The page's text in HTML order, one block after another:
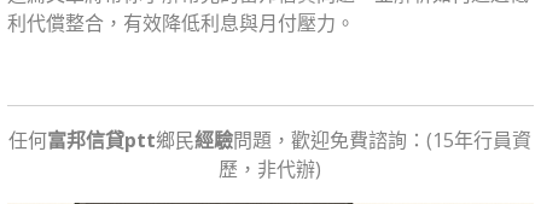
利代償整合，有效降低利息與月付壓力。
任何富邦信貸ptt鄉民經驗問題，歡迎免費諮詢：(15年行員資
歷，非代辦)